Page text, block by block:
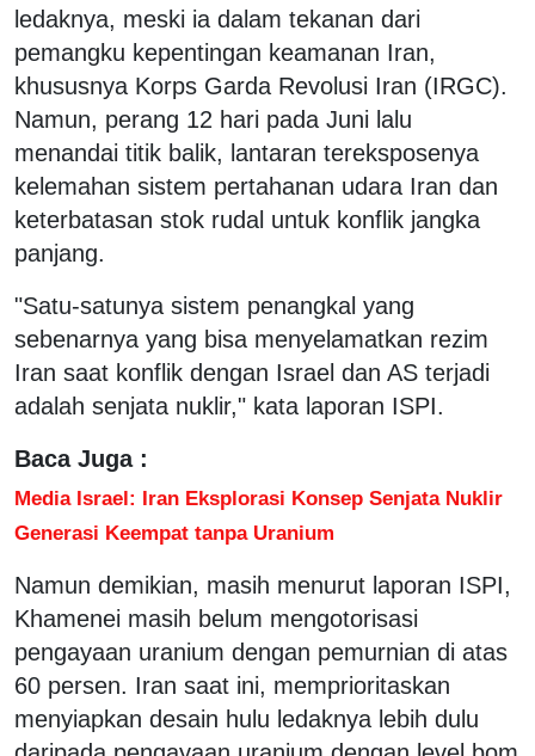
ledaknya, meski ia dalam tekanan dari
pemangku kepentingan keamanan Iran,
khususnya Korps Garda Revolusi Iran (IRGC).
Namun, perang 12 hari pada Juni lalu
menandai titik balik, lantaran tereksposenya
kelemahan sistem pertahanan udara Iran dan
keterbatasan stok rudal untuk konflik jangka
panjang.
"Satu-satunya sistem penangkal yang
sebenarnya yang bisa menyelamatkan rezim
Iran saat konflik dengan Israel dan AS terjadi
adalah senjata nuklir," kata laporan ISPI.
Baca Juga :
Media Israel: Iran Eksplorasi Konsep Senjata Nuklir
Generasi Keempat tanpa Uranium
Namun demikian, masih menurut laporan ISPI,
Khamenei masih belum mengotorisasi
pengayaan uranium dengan pemurnian di atas
60 persen. Iran saat ini, memprioritaskan
menyiapkan desain hulu ledaknya lebih dulu